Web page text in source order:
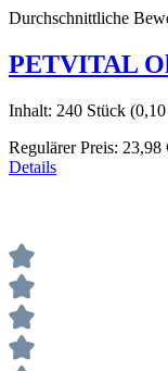
Durchschnittliche
PETVITAL
Inhalt: 240 Stück
Regulärer Preis: 23,98
Details